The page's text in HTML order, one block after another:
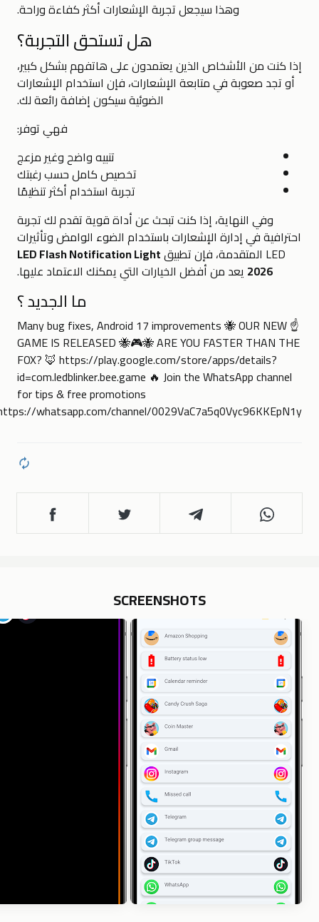
وهذا سيجعل تجربة الإشعارات أكثر كفاءة وراحة.
هل تستحق التجربة؟
إذا كنت من الأشخاص الذين يعتمدون على هاتفهم بشكل كبير،
أو تجد صعوبة في متابعة الإشعارات، فإن استخدام الإشعارات
الضوئية سيكون إضافة رائعة لك.
فهي توفر:
تنبيه واضح وغير مزعج
تخصيص كامل حسب رغبتك
تجربة استخدام أكثر تنظيمًا
وفي النهاية، إذا كنت تبحث عن أداة قوية تقدم لك تجربة
احترافية في إدارة الإشعارات باستخدام الضوء الوامض وتأثيرات
LED المتقدمة، فإن تطبيق
LED Flash Notification Light
2026 يعد من أفضل الخيارات التي يمكنك الاعتماد عليها.
ما الجديد ؟
☝️ Many bug fixes, Android 17 improvements 🐝 OUR NEW
GAME IS RELEASED 🐝🎮🐝 ARE YOU FASTER THAN THE
FOX? 🦊 https://play.google.com/store/apps/details?
id=com.ledblinker.bee.game 🔥 Join the WhatsApp channel
for tips & free promotions
whatsapp.com/channel/0029VaC7a5q0Vyc96KKEpN1y
SCREENSHOTS